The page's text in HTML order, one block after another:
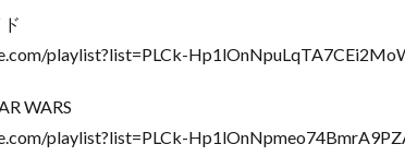
playlist?list=PLCk-
WARS
playlist?list=PLCk-